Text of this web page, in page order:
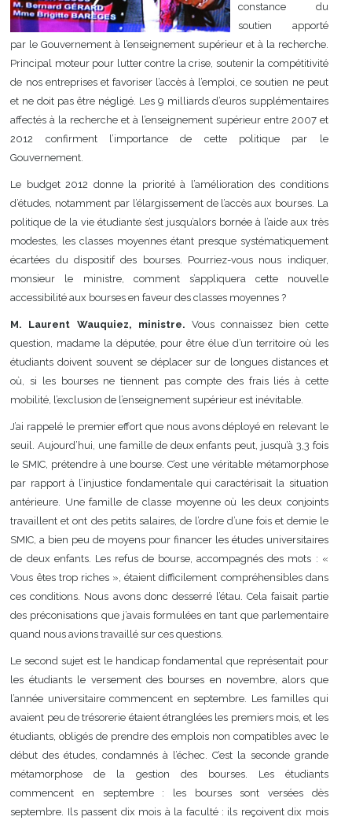
constance du
soutien apporté
par le Gouvernement à l’enseignement supérieur et à la recherche.
Principal moteur pour lutter contre la crise, soutenir la compétitivité
de nos entreprises et favoriser l’accès à l’emploi, ce soutien ne peut
et ne doit pas être négligé. Les 9 milliards d’euros supplémentaires
affectés à la recherche et à l’enseignement supérieur entre 2007 et
2012 confirment l’importance de cette politique par le
Gouvernement.
Le budget 2012 donne la priorité à l’amélioration des conditions
d’études, notamment par l’élargissement de l’accès aux bourses. La
politique de la vie étudiante s’est jusqu’alors bornée à l’aide aux très
modestes, les classes moyennes étant presque systématiquement
écartées du dispositif des bourses. Pourriez-vous nous indiquer,
monsieur le ministre, comment s’appliquera cette nouvelle
accessibilité aux bourses en faveur des classes moyennes ?
M. Laurent Wauquiez, ministre. Vous connaissez bien cette
question, madame la députée, pour être élue d’un territoire où les
étudiants doivent souvent se déplacer sur de longues distances et
où, si les bourses ne tiennent pas compte des frais liés à cette
mobilité, l’exclusion de l’enseignement supérieur est inévitable.
J’ai rappelé le premier effort que nous avons déployé en relevant le
seuil. Aujourd’hui, une famille de deux enfants peut, jusqu’à 3,3 fois
le SMIC, prétendre à une bourse. C’est une véritable métamorphose
par rapport à l’injustice fondamentale qui caractérisait la situation
antérieure. Une famille de classe moyenne où les deux conjoints
travaillent et ont des petits salaires, de l’ordre d’une fois et demie le
SMIC, a bien peu de moyens pour financer les études universitaires
de deux enfants. Les refus de bourse, accompagnés des mots : «
Vous êtes trop riches », étaient difficilement compréhensibles dans
ces conditions. Nous avons donc desserré l’étau. Cela faisait partie
des préconisations que j’avais formulées en tant que parlementaire
quand nous avions travaillé sur ces questions.
Le second sujet est le handicap fondamental que représentait pour
les étudiants le versement des bourses en novembre, alors que
l’année universitaire commencent en septembre. Les familles qui
avaient peu de trésorerie étaient étranglées les premiers mois, et les
étudiants, obligés de prendre des emplois non compatibles avec le
début des études, condamnés à l’échec. C’est la seconde grande
métamorphose de la gestion des bourses. Les étudiants
commencent en septembre : les bourses sont versées dès
septembre. Ils passent dix mois à la faculté : ils reçoivent dix mois